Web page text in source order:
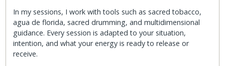
In my sessions, I work with tools such as sacred tobacco,
agua de florida, sacred drumming, and multidimensional
guidance. Every session is adapted to your situation,
intention, and what your energy is ready to release or
receive.